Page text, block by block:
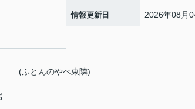
情報更新日 2026年08月
稲荷町10−11 (ふとんの